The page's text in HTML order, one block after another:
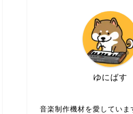
ゆにばす
音楽制作機材を愛していま